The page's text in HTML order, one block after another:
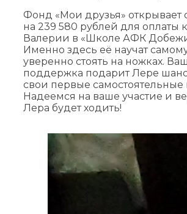
Фонд «Мои друзья» открывает
на 239 580 рублей для оплаты
Валерии в «Школе АФК
Именно здесь её научат
уверенно стоять на ножках.
поддержка подарит Лере шанс
свои первые самостоятельные
Надеемся на ваше участие и
Лера будет ходить!